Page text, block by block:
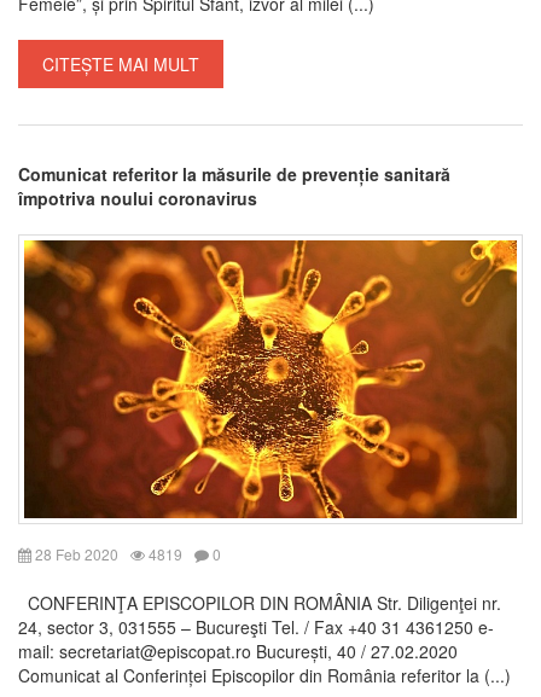
CITEȘTE MAI MULT
Comunicat referitor la măsurile de prevenție sanitară
împotriva noului coronavirus
28 Feb 2020 4819 0
CONFERINŢA EPISCOPILOR DIN ROMÂNIA Str. Diligenţei nr.
24, sector 3, 031555 – Bucureşti Tel. / Fax +40 31 4361250 e-
mail: secretariat@episcopat.ro București, 40 / 27.02.2020
Comunicat al Conferinței Episcopilor din România referitor la (...)